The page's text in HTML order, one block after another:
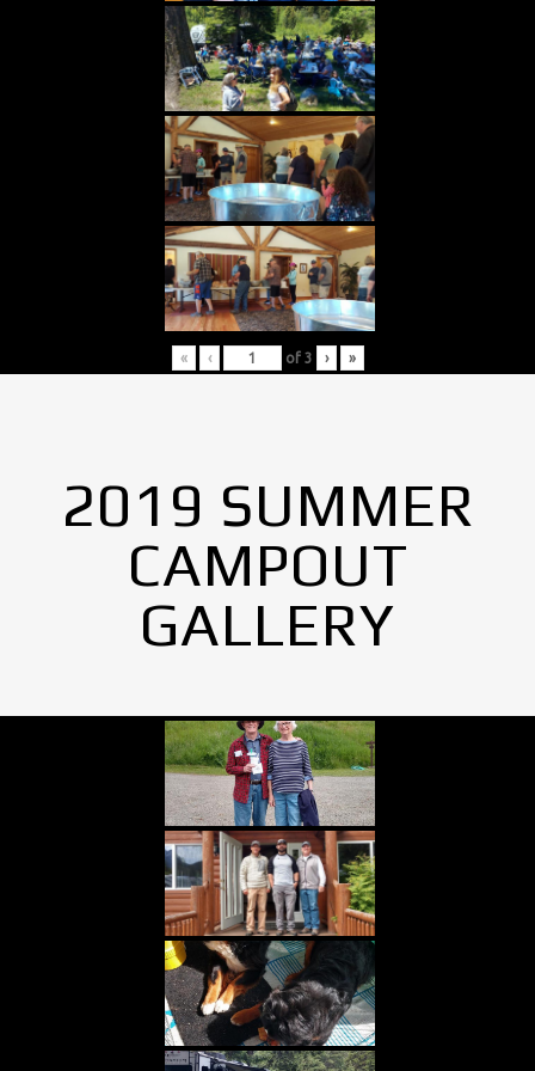
« ‹ of 3 › »
2019 SUMMER
CAMPOUT
GALLERY